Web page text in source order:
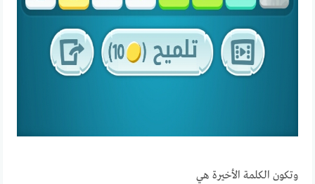
وتكون الكلمة الأخيرة هي